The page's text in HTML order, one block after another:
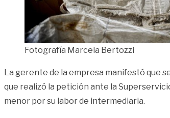
Fotografía Marcela Bertozzi
La gerente de la empresa manifestó que
que realizó la petición ante la
menor por su labor de intermediaria.